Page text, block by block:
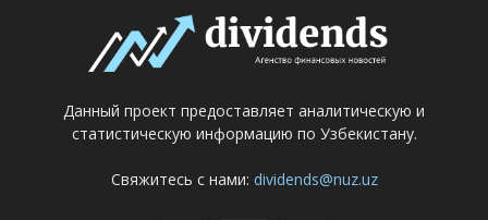
Данный проект предоставляет аналитическую и
статистическую информацию по Узбекистану.
Свяжитесь с нами: dividends@nuz.uz